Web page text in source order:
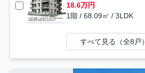
18.6万円
1階 / 68.09㎡ / 3LDK
すべて見る（全8戸）